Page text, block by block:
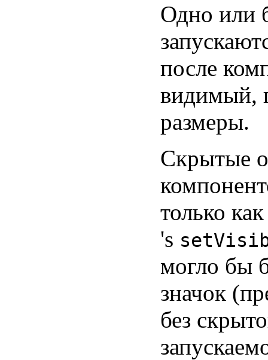
Одно или
после
видимый,
размеры.
Скрытые
только
's
могло бы
значок
без